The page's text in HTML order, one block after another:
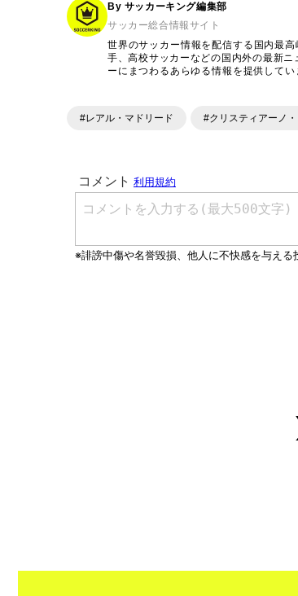
By サッカーキング編集部
サッカー総合情報サイト
世界のサッカー情報を配信する国内最
手、高校サッカーなどの国内外の最新
ーにまつわるあらゆる情報を提供して
#レアル・マドリード #クリスティアーノ